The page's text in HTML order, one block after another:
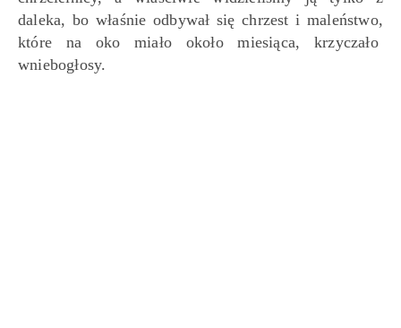
daleka, bo właśnie odbywał się chrzest i maleństwo,
które na oko miało około miesiąca, krzyczało
wniebogłosy.